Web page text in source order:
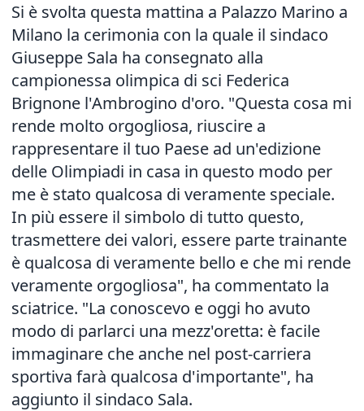
Si è svolta questa mattina a Palazzo Marino a
Milano la cerimonia con la quale il sindaco
Giuseppe Sala ha consegnato alla
campionessa olimpica di sci Federica
Brignone l'Ambrogino d'oro. "Questa cosa mi
rende molto orgogliosa, riuscire a
rappresentare il tuo Paese ad un'edizione
delle Olimpiadi in casa in questo modo per
me è stato qualcosa di veramente speciale.
In più essere il simbolo di tutto questo,
trasmettere dei valori, essere parte trainante
è qualcosa di veramente bello e che mi rende
veramente orgogliosa", ha commentato la
sciatrice. "La conoscevo e oggi ho avuto
modo di parlarci una mezz'oretta: è facile
immaginare che anche nel post-carriera
sportiva farà qualcosa d'importante", ha
aggiunto il sindaco Sala.